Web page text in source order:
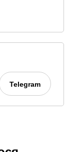
Telegram